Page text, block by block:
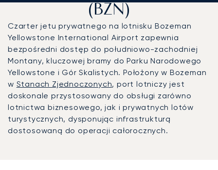
(BZN)
Czarter jetu prywatnego na lotnisku Bozeman
Yellowstone International Airport zapewnia
bezpośredni dostęp do południowo-zachodniej
Montany, kluczowej bramy do Parku Narodowego
Yellowstone i Gór Skalistych. Położony w Bozeman
w Stanach Zjednoczonych, port lotniczy jest
doskonale przystosowany do obsługi zarówno
lotnictwa biznesowego, jak i prywatnych lotów
turystycznych, dysponując infrastrukturą
dostosowaną do operacji całorocznych.